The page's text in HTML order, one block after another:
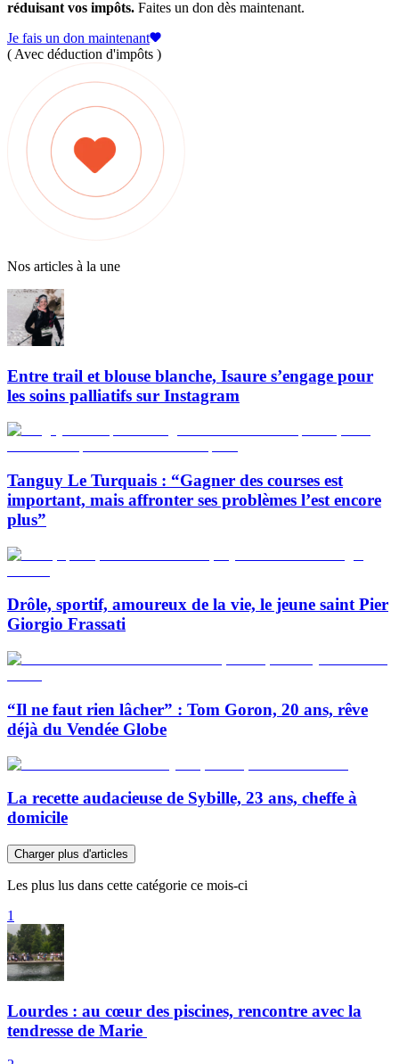
réduisant vos impôts. Faites un don dès maintenant.
Je fais un don maintenant
( Avec déduction d'impôts )
Nos articles à la une
Entre trail et blouse blanche, Isaure s’engage pour
les soins palliatifs sur Instagram
Tanguy Le Turquais : “Gagner des courses est
important, mais affronter ses problèmes l’est encore
plus”
Drôle, sportif, amoureux de la vie, le jeune saint Pier
Giorgio Frassati
“Il ne faut rien lâcher” : Tom Goron, 20 ans, rêve
déjà du Vendée Globe
La recette audacieuse de Sybille, 23 ans, cheffe à
domicile
Charger plus d'articles
Les plus lus dans cette catégorie ce mois-ci
1
Lourdes : au cœur des piscines, rencontre avec la
tendresse de Marie